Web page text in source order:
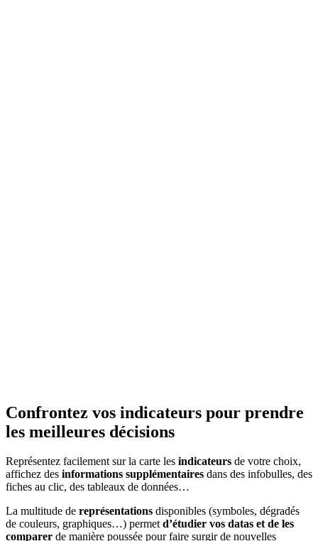
Confrontez vos indicateurs pour prendre
les meilleures décisions
Représentez facilement sur la carte les indicateurs de votre choix,
affichez des informations supplémentaires dans des infobulles, des
fiches au clic, des tableaux de données…
La multitude de représentations disponibles (symboles, dégradés
de couleurs, graphiques…) permetd’étudier vos datas et de les
comparer de manière poussée pour faire surgir de nouvelles